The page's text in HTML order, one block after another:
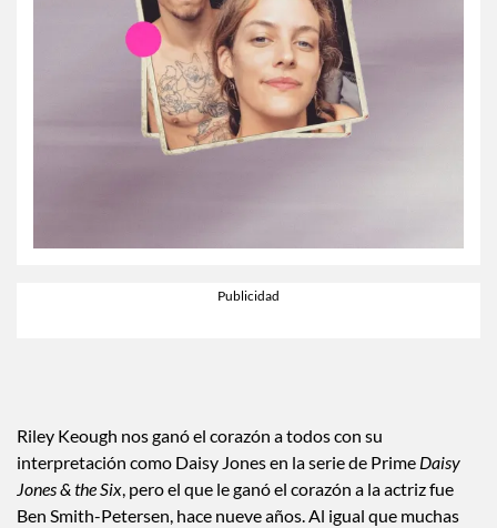
Riley Keough nos ganó el corazón a todos con su
interpretación como Daisy Jones en la serie de Prime Daisy
Jones & the Six, pero el que le ganó el corazón a la actriz fue
Ben Smith-Petersen, hace nueve años. Al igual que muchas